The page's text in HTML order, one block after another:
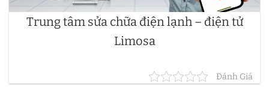
Trung tâm sửa chữa điện lạnh – điện tử
Limosa
Đánh Giá